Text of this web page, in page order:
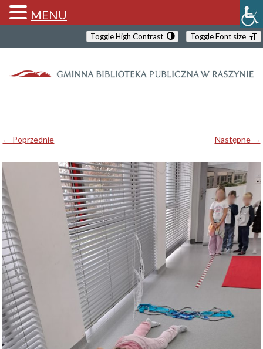
Toggle High Contrast Toggle Font size
← Poprzednie Następne →
MENU